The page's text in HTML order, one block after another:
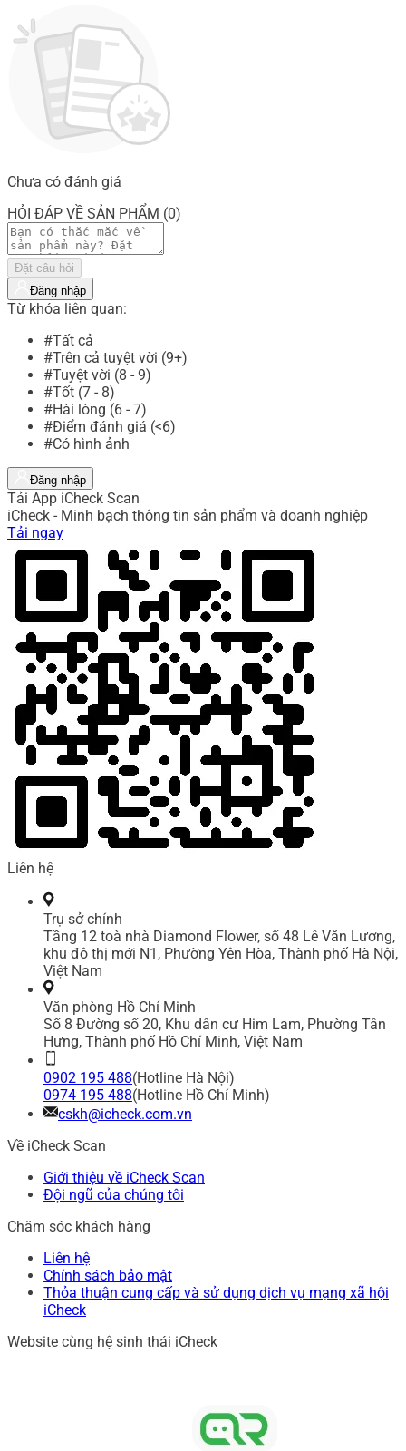
Chưa có đánh giá
HỎI ĐÁP VỀ SẢN PHẨM (0)
Đặt câu hỏi
Đăng nhập
Từ khóa liên quan:
#Tất cả
#Trên cả tuyệt vời (9+)
#Tuyệt vời (8 - 9)
#Tốt (7 - 8)
#Hài lòng (6 - 7)
#Điểm đánh giá (<6)
#Có hình ảnh
Đăng nhập
Tải App iCheck Scan
iCheck - Minh bạch thông tin sản phẩm và doanh nghiệp
Tải ngay
Liên hệ
Trụ sở chính
Tầng 12 toà nhà Diamond Flower, số 48 Lê Văn Lương,
khu đô thị mới N1, Phường Yên Hòa, Thành phố Hà Nội,
Việt Nam
Văn phòng Hồ Chí Minh
Số 8 Đường số 20, Khu dân cư Him Lam, Phường Tân
Hưng, Thành phố Hồ Chí Minh, Việt Nam
0902 195 488(Hotline Hà Nội)
0974 195 488(Hotline Hồ Chí Minh)
cskh@icheck.com.vn
Về iCheck Scan
Giới thiệu về iCheck Scan
Đội ngũ của chúng tôi
Chăm sóc khách hàng
Liên hệ
Chính sách bảo mật
Thỏa thuận cung cấp và sử dụng dịch vụ mạng xã hội
iCheck
Website cùng hệ sinh thái iCheck